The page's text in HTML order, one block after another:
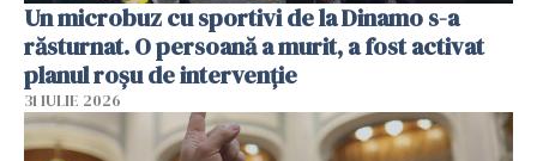
Un microbuz cu sportivi de la Dinamo s-a
răsturnat. O persoană a murit, a fost activat
planul roșu de intervenție
31 IULIE 2026